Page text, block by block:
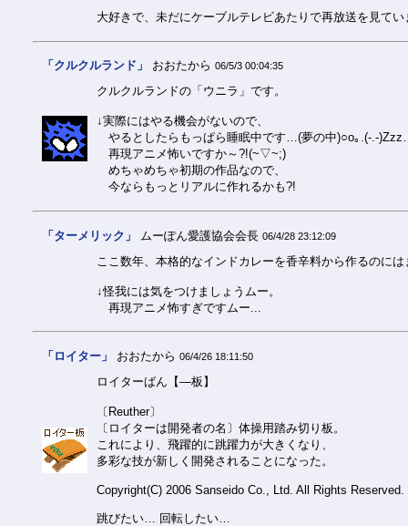
大好きで、未だにケーブルテレビあたりで再放送を見てい
「クルクルランド」 おおたから 06/5/3 00:04:35
クルクルランドの「ウニラ」です。
↓実際にはやる機会がないので、
やるとしたらもっぱら睡眠中です…(夢の中)○o｡.(-.-
再現アニメ怖いですか～?!(~▽~;)
めちゃめちゃ初期の作品なので、
今ならもっとリアルに作れるかも?!
「ターメリック」 ムーぽん愛護協会会長 06/4/28 23:12:09
ここ数年、本格的なインドカレーを香辛料から作るのに
↓怪我には気をつけましょうムー。
再現アニメ怖すぎですムー...
「ロイター」 おおたから 06/4/26 18:11:50
ロイターばん【―板】
〔Reuther〕
〔ロイターは開発者の名〕体操用踏み切り板。
これにより、飛躍的に跳躍力が大きくなり、
多彩な技が新しく開発されることになった。
Copyright(C) 2006 Sanseido Co., Ltd. All Rights Reserved.
跳びたい… 回転したい…